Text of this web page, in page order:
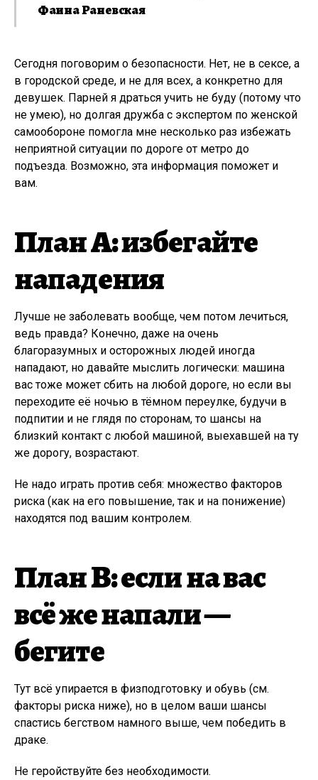
Фаина Раневская
Сегодня поговорим о безопасности. Нет, не в сексе, а
в городской среде, и не для всех, а конкретно для
девушек. Парней я драться учить не буду (потому что
не умею), но долгая дружба с экспертом по женской
самообороне помогла мне несколько раз избежать
неприятной ситуации по дороге от метро до
подъезда. Возможно, эта информация поможет и
вам.
План А: избегайте
нападения
Лучше не заболевать вообще, чем потом лечиться,
ведь правда? Конечно, даже на очень
благоразумных и осторожных людей иногда
нападают, но давайте мыслить логически: машина
вас тоже может сбить на любой дороге, но если вы
переходите её ночью в тёмном переулке, будучи в
подпитии и не глядя по сторонам, то шансы на
близкий контакт с любой машиной, выехавшей на ту
же дорогу, возрастают.
Не надо играть против себя: множество факторов
риска (как на его повышение, так и на понижение)
находятся под вашим контролем.
План B: если на вас
всё же напали —
бегите
Тут всё упирается в физподготовку и обувь (см.
факторы риска ниже), но в целом ваши шансы
спастись бегством намного выше, чем победить в
драке.
Не геройствуйте без необходимости.